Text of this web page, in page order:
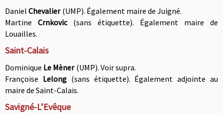
Daniel Chevalier (UMP). Également maire de Juigné.
Martine Crnkovic (sans étiquette). Également maire de
Louailles.
Saint-Calais
Dominique Le Mèner (UMP). Voir supra.
Françoise Lelong (sans étiquette). Également adjointe au
maire de Saint-Calais.
Savigné-L’Evêque